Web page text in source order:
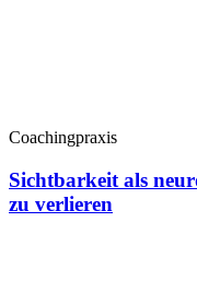
Coachingpraxis
Sichtbarkeit als
zu verlieren